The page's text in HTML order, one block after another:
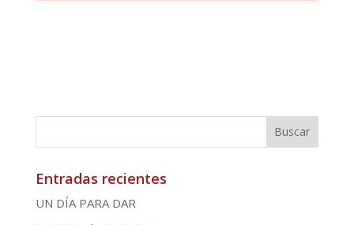
Entradas recientes
UN DÍA PARA DAR